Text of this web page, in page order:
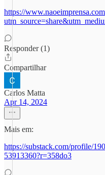
https://
Responder (1)
Compartilhar
Carlos Matta
Apr 14, 2024
Mais em:
https://substack.com/profile/
53913360?r=358do3